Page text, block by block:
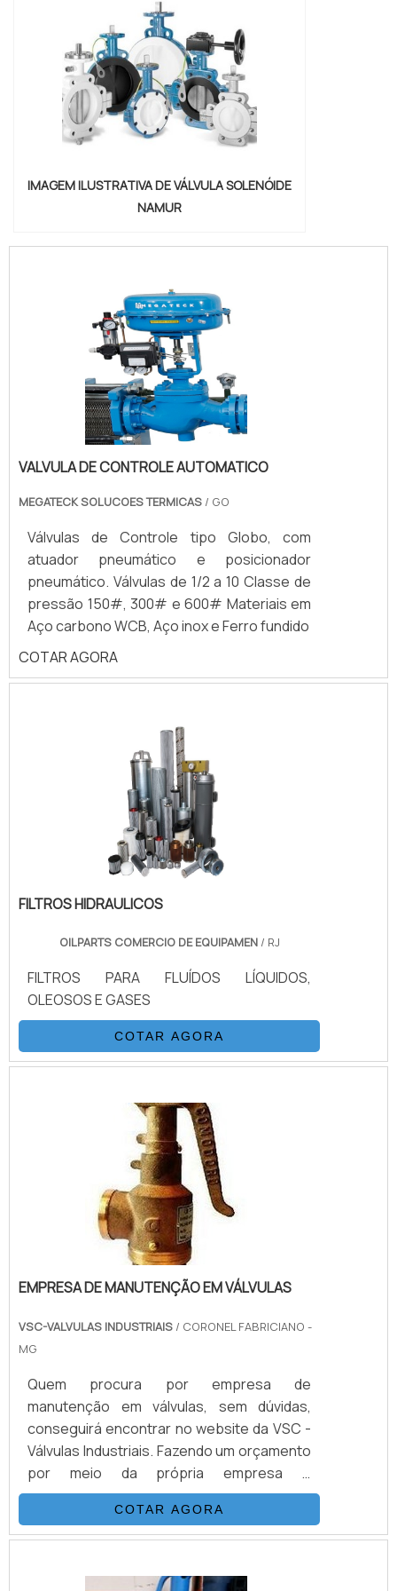
IMAGEM ILUSTRATIVA DE VÁLVULA SOLENÓIDE
NAMUR
VALVULA DE CONTROLE AUTOMATICO
MEGATECK SOLUCOES TERMICAS / GO
Válvulas de Controle tipo Globo, com
atuador pneumático e posicionador
pneumático. Válvulas de 1/2 a 10 Classe de
pressão 150#, 300# e 600# Materiais em
Aço carbono WCB, Aço inox e Ferro fundido
COTAR AGORA
FILTROS HIDRAULICOS
OILPARTS COMERCIO DE EQUIPAMEN/ RJ
FILTROS PARA FLUÍDOS LÍQUIDOS,
OLEOSOS E GASES
COTAR AGORA
EMPRESA DE MANUTENÇÃO EM VÁLVULAS
VSC-VALVULAS INDUSTRIAIS / CORONEL FABRICIANO -
MG
Quem procura por empresa de
manutenção em válvulas, sem dúvidas,
conseguirá encontrar no website da VSC -
Válvulas Industriais. Fazendo um orçamento
por meio da própria empresa e
conhecendo a sofisticação, qualidade e
preço justo em um só lugar.Quando o
interesse é por empresa de manutenção
Industriais o cliente obterá ótima qualidade
COTAR AGORA